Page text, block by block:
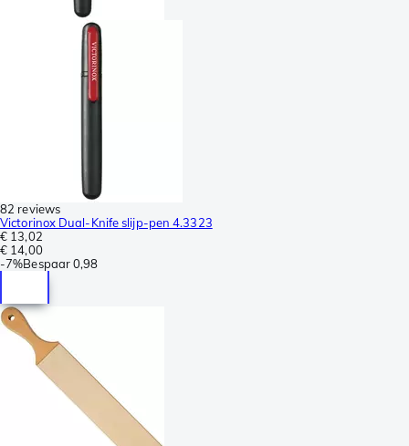
82 reviews
Victorinox Dual-Knife slijp-pen 4.3323
€ 13,02
€ 14,00
-7%Bespaar0,98